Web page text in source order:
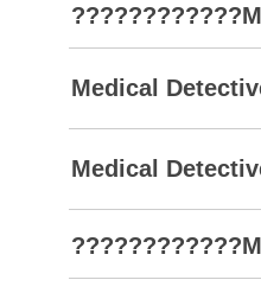
Medical
Medical